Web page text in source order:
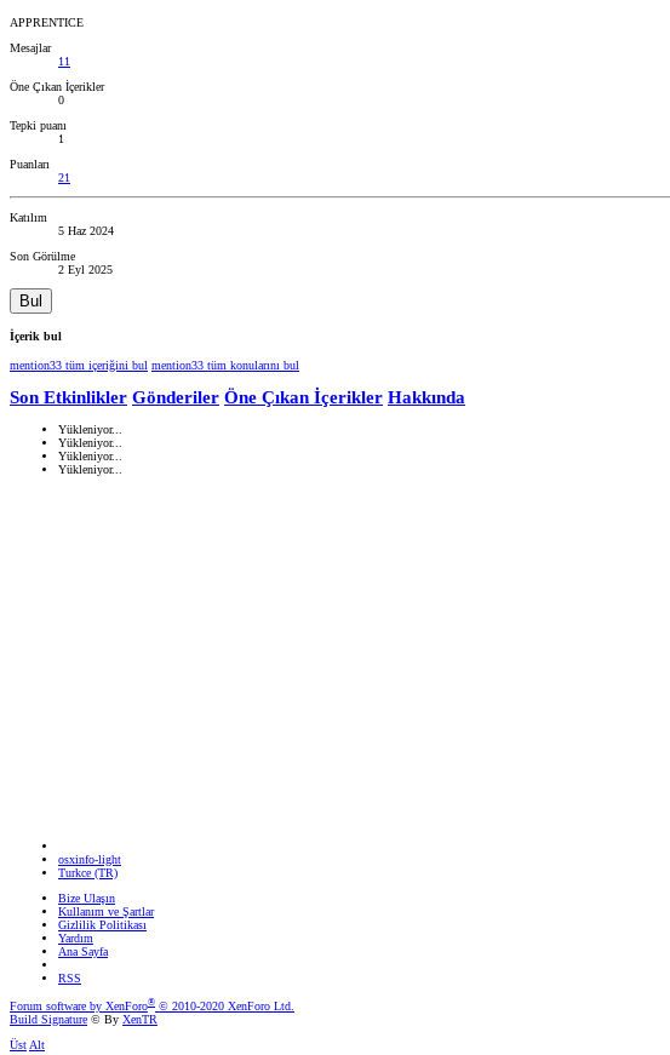
APPRENTICE
Mesajlar
11
Öne Çıkan İçerikler
0
Tepki puanı
1
Puanları
21
Katılım
5 Haz 2024
Son Görülme
2 Eyl 2025
Bul
İçerik bul
mention33 tüm içeriğini bul mention33 tüm konularını bul
Son Etkinlikler Gönderiler Öne Çıkan İçerikler Hakkında
Yükleniyor...
Yükleniyor...
Yükleniyor...
Yükleniyor...
osxinfo-light
Turkce (TR)
Bize Ulaşın
Kullanım ve Şartlar
Gizlilik Politikası
Yardım
Ana Sayfa
RSS
Forum software by XenForo® © 2010-2020 XenForo Ltd.
Build Signature © By XenTR
ÜstAlt